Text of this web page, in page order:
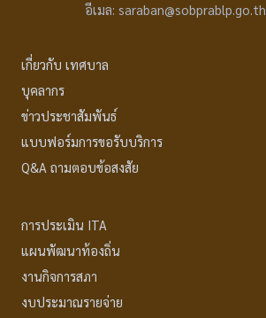
อีเมล: saraban@sobprablp.go.th
เกี่ยวกับ เทศบาล
บุคลากร
ข่าวประชาสัมพันธ์
แบบฟอร์มการขอรับบริการ
Q&A ถามตอบข้อสงสัย
การประเมิน ITA
แผนพัฒนาท้องถิ่น
งานกิจการสภา
งบประมาณรายจ่าย